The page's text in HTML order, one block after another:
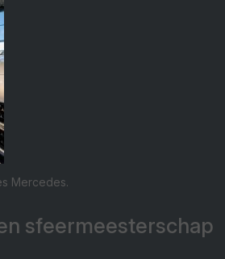
Mercedes.
sfeermeesterschap